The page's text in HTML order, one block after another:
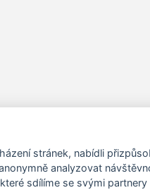
stránek, nabídli
analyzovat
sdílíme se svými